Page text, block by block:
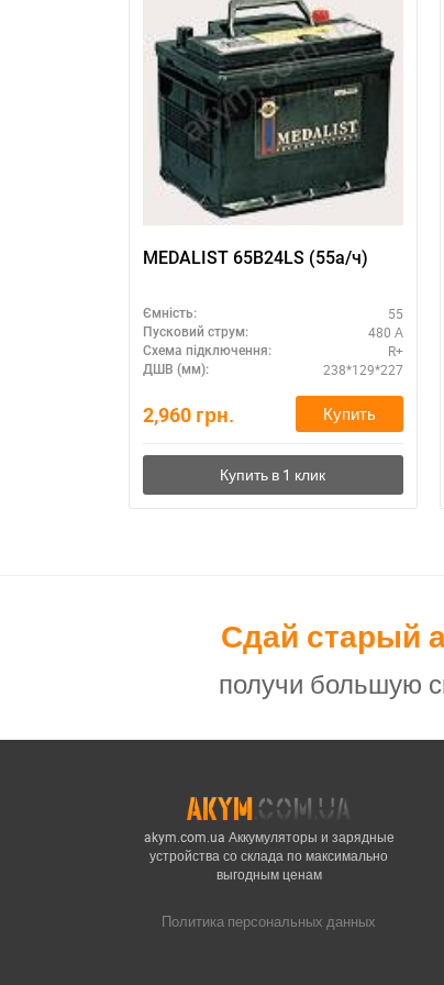
MEDALIST 65B24LS (55а/ч)
Ємність: 55
Пусковий струм: 480 А
Схема підключення: R+
ДШВ (мм): 238*129*227
2,960 грн. Купить
Сдай старый
получи большую
akym.com.ua Аккумуляторы и зарядные
устройства со склада по максимально
выгодным ценам
Политика персональных данных